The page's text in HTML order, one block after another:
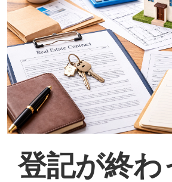
登記が終わ